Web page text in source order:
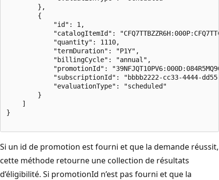
        },
        {
            "id": 1,
"catalogItemId":
            "quantity": 1110,
            "termDuration": "P1Y",
            "billingCycle": "annual",
"promotionId":
"subscriptionId": "bbbb2222-cc33-4444-
            "evaluationType": "scheduled"
        }
    ]
}
Si un id de promotion est fourni et que la demande réussit,
cette méthode retourne une collection de résultats
d’éligibilité. Si promotionId n’est pas fourni et que la